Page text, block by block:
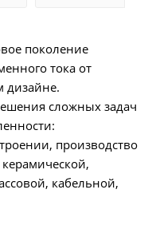
поколение
тока от
дизайне.
сложных задач
производство
кабельной,